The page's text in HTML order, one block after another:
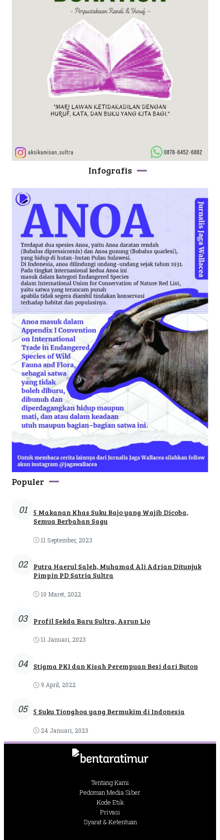
Infografis
Populer
01
5 Makanan Khas Suku Bajo yang Wajib Dicoba,
Semua Berbahan Sagu
11 September, 2023
02
Putra Haerul Saleh, Muhamad Ali Adrian Ditunjuk
Pimpin PD Satria Sultra
10 Maret, 2022
03 Profil Sekda Baru Sultra, Asrun Lio
11 Januari, 2023
04 Stigma PKI dan Kisah Perempuan Besi dari Buton
9 April, 2022
05 5 Suku Tionghoa yang Bermukim di Indonesia
24 Januari, 2023
Tentang Kami
Pedoman Media Siber
Kode Etik
Privasi
Syarat & Ketentuan